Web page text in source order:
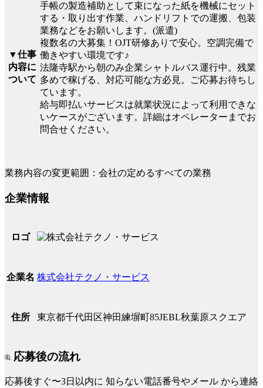
▼仕事
内容に
ついて
手帳の製造補助として束になった紙を機械にセット
する・取り出す作業、ハンドリフトでの運搬、包装
業務などをお願いします。(派遣)
複数名の大募集！OJT研修ありで安心。空調完備で
働きやすい環境です♪
法隆寺駅から朝のみ企業シャトルバス運行中。残業
多めで稼げる、対応可能な方必見。ご応募お待ちし
ています。
給与即払いサービスは就業状況によって利用できな
いケースがございます。詳細はオペレーターまでお
問合せください。
業務内容の変更範囲：会社の定めるすべての業務
企業情報
ロゴ
企業名 株式会社テクノ・サービス
住所 東京都千代田区神田練塀町85JEBL秋葉原スクエア
応募後の流れ
応募後すぐ〜3日以内に 知らない電話番号やメール から連絡